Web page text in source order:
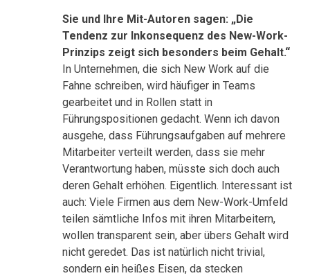
Sie und Ihre Mit-Autoren sagen: „Die
Tendenz zur Inkonsequenz des New-Work-
Prinzips zeigt sich besonders beim Gehalt.“
In Unternehmen, die sich New Work auf die
Fahne schreiben, wird häufiger in Teams
gearbeitet und in Rollen statt in
Führungspositionen gedacht. Wenn ich davon
ausgehe, dass Führungsaufgaben auf mehrere
Mitarbeiter verteilt werden, dass sie mehr
Verantwortung haben, müsste sich doch auch
deren Gehalt erhöhen. Eigentlich. Interessant ist
auch: Viele Firmen aus dem New-Work-Umfeld
teilen sämtliche Infos mit ihren Mitarbeitern,
wollen transparent sein, aber übers Gehalt wird
nicht geredet. Das ist natürlich nicht trivial,
sondern ein heißes Eisen, da stecken